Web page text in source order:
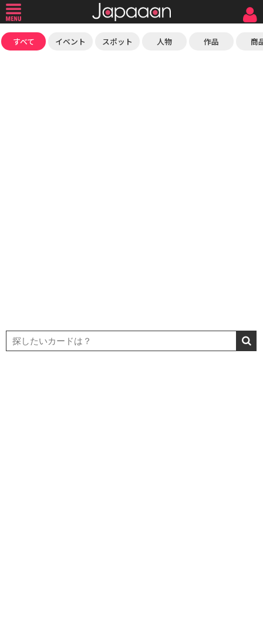
すべて イベント スポット 人物 作品 商